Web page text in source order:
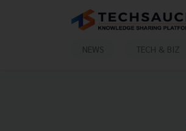
NEWS TECH & BIZ